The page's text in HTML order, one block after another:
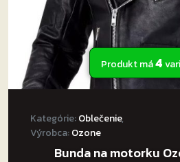
Produkt má4
Kategórie:Oblečenie,
Výrobca:Ozone
Bunda na motorku